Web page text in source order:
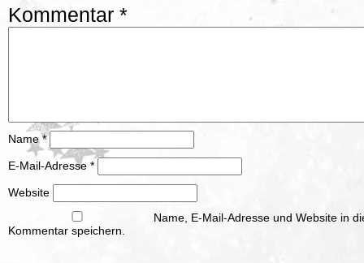
Kommentar *
Name*
E-Mail-Adresse *
Website
Name, E-Mail-Adresse und Website in
Kommentar speichern.